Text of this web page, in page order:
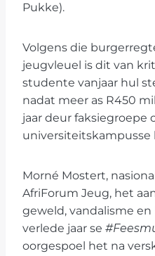
Pukke).
Volgens die
jeugvleuel is dit van
studente vanjaar hul
nadat meer as R450
jaar deur faksiegroepe
universiteitskampusse
Morné Mostert,
AfriForum Jeug, het
geweld, vandalisme
verlede jaar se
oorgespoel het na